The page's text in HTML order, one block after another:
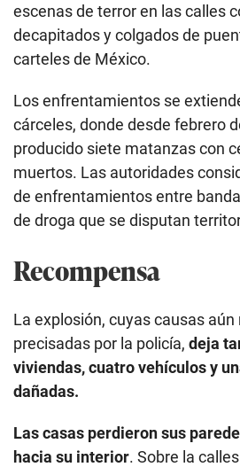
escenas de terror en las calles
decapitados y colgados de
carteles de México.
Los enfrentamientos se
cárceles, donde desde febrero
producido siete matanzas con
muertos. Las autoridades
de enfrentamientos entre
de droga que se disputan
Recompensa
La explosión, cuyas causas aún
precisadas por la policía, deja
viviendas, cuatro vehículos y
dañadas.
Las casas perdieron sus
hacia su interior. Sobre la